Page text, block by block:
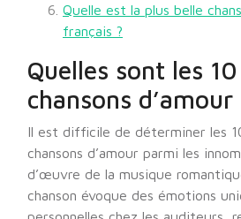
Quelle est la plus belle
français ?
Quelles sont les
chansons d’amour
Il est difficile de déterminer les
chansons d’amour parmi les
d’œuvre de la musique
chanson évoque des émotions